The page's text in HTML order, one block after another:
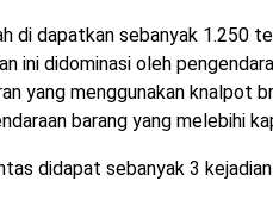
di dapatkan sebanyak 1.250
ini didominasi oleh
yang menggunakan knalpot
barang yang melebihi
didapat sebanyak 3